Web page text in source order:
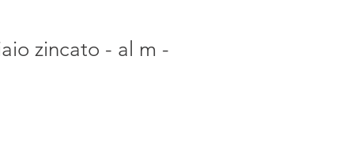
zincato - al m -